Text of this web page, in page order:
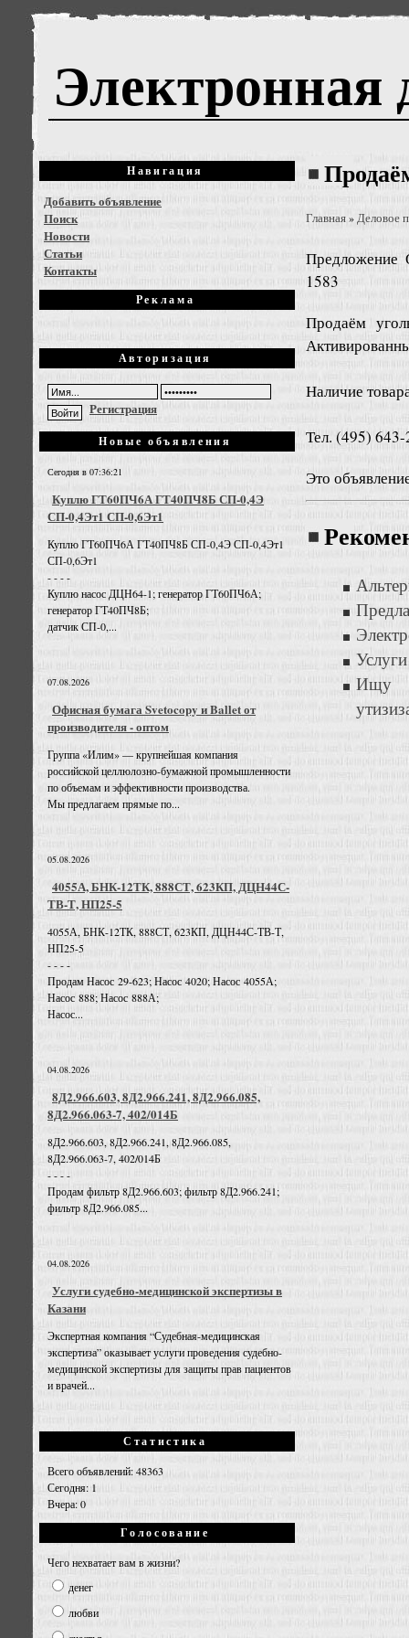
Электронная
Навигация
Добавить объявление
Поиск
Новости
Статьи
Контакты
Реклама
Авторизация
Регистрация
Новые объявления
Сегодня в 07:36:21
Куплю ГТ60ПЧ6А ГТ40ПЧ8Б СП-0,4Э
СП-0,4Эт1 СП-0,6Эт1
Куплю ГТ60ПЧ6А ГТ40ПЧ8Б СП-0,4Э СП-0,4Эт1
СП-0,6Эт1
- - - -
Куплю насос ДЦН64-1; генератор ГТ60ПЧ6А;
генератор ГТ40ПЧ8Б;
датчик СП-0,...
07.08.2026
Офисная бумага Svetocopy и Ballet от
производителя - оптом
Группа «Илим» — крупнейшая компания
российской целлюлозно-бумажной промышленности
по объемам и эффективности производства.
Мы предлагаем прямые по...
05.08.2026
4055А, БНК-12ТК, 888СТ, 623КП, ДЦН44С-
ТВ-Т, НП25-5
4055А, БНК-12ТК, 888СТ, 623КП, ДЦН44С-ТВ-Т,
НП25-5
- - - -
Продам Насос 29-623; Насос 4020; Насос 4055А;
Насос 888; Насос 888А;
Насос...
04.08.2026
8Д2.966.603, 8Д2.966.241, 8Д2.966.085,
8Д2.966.063-7, 402/014Б
8Д2.966.603, 8Д2.966.241, 8Д2.966.085,
8Д2.966.063-7, 402/014Б
- - - -
Продам фильтр 8Д2.966.603; фильтр 8Д2.966.241;
фильтр 8Д2.966.085...
04.08.2026
Услуги судебно-медицинской экспертизы в
Казани
Экспертная компания “Судебная-медицинская
экспертиза” оказывает услуги проведения судебно-
медицинской экспертизы для защиты прав пациентов
и врачей...
Статистика
Всего объявлений: 48363
Сегодня: 1
Вчера: 0
Голосование
Чего нехватает вам в жизни?
денег
любви
Главная»Деловое
Предложение
1583
Продаём
Наличие
Тел. (495)
Это
Ищу